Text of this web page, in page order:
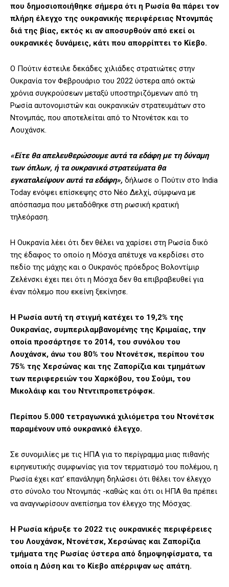
που δημοσιοποιήθηκε σήμερα ότι η Ρωσία θα πάρει τον
πλήρη έλεγχο της ουκρανικής περιφέρειας Ντονμπάς
διά της βίας, εκτός κι αν αποσυρθούν από εκεί οι
ουκρανικές δυνάμεις, κάτι που απορρίπτει το Κίεβο.
Ο Πούτιν έστειλε δεκάδες χιλιάδες στρατιώτες στην
Ουκρανία τον Φεβρουάριο του 2022 ύστερα από οκτώ
χρόνια συγκρούσεων μεταξύ υποστηριζόμενων από τη
Ρωσία αυτονομιστών και ουκρανικών στρατευμάτων στο
Ντονμπάς, που αποτελείται από το Ντονέτσκ και το
Λουχάνσκ.
«Είτε θα απελευθερώσουμε αυτά τα εδάφη με τη δύναμη
των όπλων, ή τα ουκρανικά στρατεύματα θα
εγκαταλείψουν αυτά τα εδάφη», δήλωσε ο Πούτιν στο India
Today ενόψει επίσκεψης στο Νέο Δελχί, σύμφωνα με
απόσπασμα που μεταδόθηκε στη ρωσική κρατική
τηλεόραση.
Η Ουκρανία λέει ότι δεν θέλει να χαρίσει στη Ρωσία δικό
της έδαφος το οποίο η Μόσχα απέτυχε να κερδίσει στο
πεδίο της μάχης και ο Ουκρανός πρόεδρος Βολοντίμιρ
Ζελένσκι έχει πει ότι η Μόσχα δεν θα επιβραβευθεί για
έναν πόλεμο που εκείνη ξεκίνησε.
Η Ρωσία αυτή τη στιγμή κατέχει το 19,2% της
Ουκρανίας, συμπεριλαμβανομένης της Κριμαίας, την
οποία προσάρτησε το 2014, του συνόλου του
Λουχάνσκ, άνω του 80% του Ντονέτσκ, περίπου του
75% της Χερσώνας και της Ζαπορίζια και τμημάτων
των περιφερειών του Χαρκόβου, του Σούμι, του
Μικολάιφ και του Ντντιπροπετρόφσκ.
Περίπου 5.000 τετραγωνικά χιλιόμετρα του Ντονέτσκ
παραμένουν υπό ουκρανικό έλεγχο.
Σε συνομιλίες με τις ΗΠΑ για το περίγραμμα μιας πιθανής
ειρηνευτικής συμφωνίας για τον τερματισμό του πολέμου, η
Ρωσία έχει κατ’ επανάληψη δηλώσει ότι θέλει τον έλεγχο
στο σύνολο του Ντονμπάς -καθώς και ότι οι ΗΠΑ θα πρέπει
να αναγνωρίσουν ανεπίσημα τον έλεγχο της Μόσχας.
Η Ρωσία κήρυξε το 2022 τις ουκρανικές περιφέρειες
του Λουχάνσκ, Ντονέτσκ, Χερσώνας και Ζαπορίζια
τμήματα της Ρωσίας ύστερα από δημοψηφίσματα, τα
οποία η Δύση και το Κίεβο απέρριψαν ως απάτη.